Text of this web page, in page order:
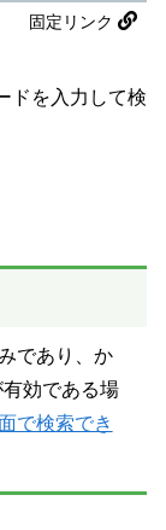
固定リンク
ドを入力して検
であり、か
効である場
で検索でき